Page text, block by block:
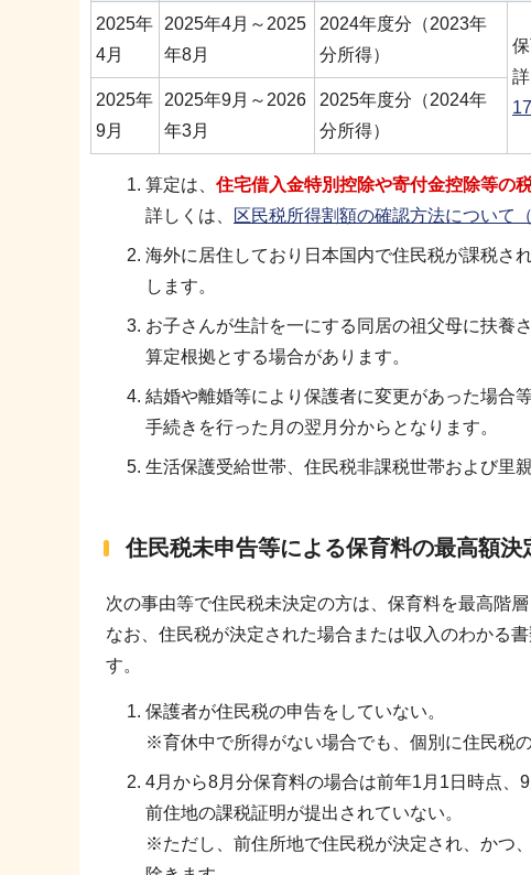
2025年
4月
2025年4月～2025
年8月
2024年度分（2023年
分所得）
2025年
9月
2025年9月～2026
年3月
2025年度分（2024年
分所得）
算定は、 住宅借入金特別控除や寄付金控除等の
詳しくは、
区民税所得割額の確認方法について
海外に居住しており日本国内で住民税が課税さ
します。
お子さんが生計を一にする同居の祖父母に扶養
算定根拠とする場合があります。
結婚や離婚等により保護者に変更があった場合
手続きを行った月の翌月分からとなります。
生活保護受給世帯、住民税非課税世帯および里
住民税未申告等による保育料の最高額決
次の事由等で住民税未決定の方は、保育料を最高階層
なお、住民税が決定された場合または収入のわかる書
す。
保護者が住民税の申告をしていない。
※育休中で所得がない場合でも、個別に住民税
4月から8月分保育料の場合は前年1月1日時点、
前住地の課税証明が提出されていない。
※ただし、前住所地で住民税が決定され、かつ